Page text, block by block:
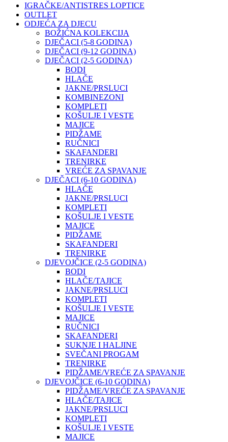
IGRAČKE/ANTISTRES LOPTICE
OUTLET
ODJEĆA ZA DJECU
BOŽIĆNA KOLEKCIJA
DJEČACI (5-8 GODINA)
DJEČACI (9-12 GODINA)
DJEČACI (2-5 GODINA)
BODI
HLAČE
JAKNE/PRSLUCI
KOMBINEZONI
KOMPLETI
KOŠULJE I VESTE
MAJICE
PIDŽAME
RUČNICI
SKAFANDERI
TRENIRKE
VREĆE ZA SPAVANJE
DJEČACI (6-10 GODINA)
HLAČE
JAKNE/PRSLUCI
KOMPLETI
KOŠULJE I VESTE
MAJICE
PIDŽAME
SKAFANDERI
TRENIRKE
DJEVOJČICE (2-5 GODINA)
BODI
HLAČE/TAJICE
JAKNE/PRSLUCI
KOMPLETI
KOŠULJE I VESTE
MAJICE
RUČNICI
SKAFANDERI
SUKNJE I HALJINE
SVEČANI PROGAM
TRENIRKE
PIDŽAME/VREĆE ZA SPAVANJE
DJEVOJČICE (6-10 GODINA)
PIDŽAME/VREĆE ZA SPAVANJE
HLAČE/TAJICE
JAKNE/PRSLUCI
KOMPLETI
KOŠULJE I VESTE
MAJICE